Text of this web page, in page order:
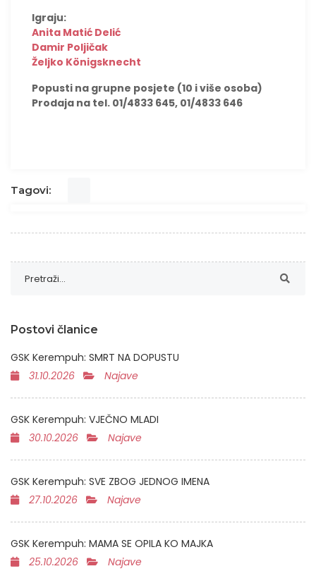
Igraju:
Anita Matić Delić
Damir Poljičak
Željko Königsknecht
Popusti na grupne posjete (10 i više osoba)
Prodaja na tel. 01/4833 645, 01/4833 646
Tagovi:
Postovi članice
GSK Kerempuh: SMRT NA DOPUSTU
31.10.2026
Najave
GSK Kerempuh: VJEČNO MLADI
30.10.2026
Najave
GSK Kerempuh: SVE ZBOG JEDNOG IMENA
27.10.2026
Najave
GSK Kerempuh: MAMA SE OPILA KO MAJKA
25.10.2026
Najave